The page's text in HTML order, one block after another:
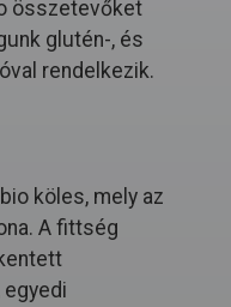
összetevőket
glutén-, és
rendelkezik.
köles, mely az
A fittség